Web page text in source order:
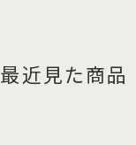
最近見た商品